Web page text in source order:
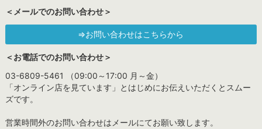
＜メールでのお問い合わせ＞
⇒お問い合わせはこちらから
＜お電話でのお問い合わせ＞
03-6809-5461 （09:00～17:00 月～金）
「オンライン店を見ています」とはじめにお伝えいただくとスムー
ズです。
営業時間外のお問い合わせはメールにてお願い致します。